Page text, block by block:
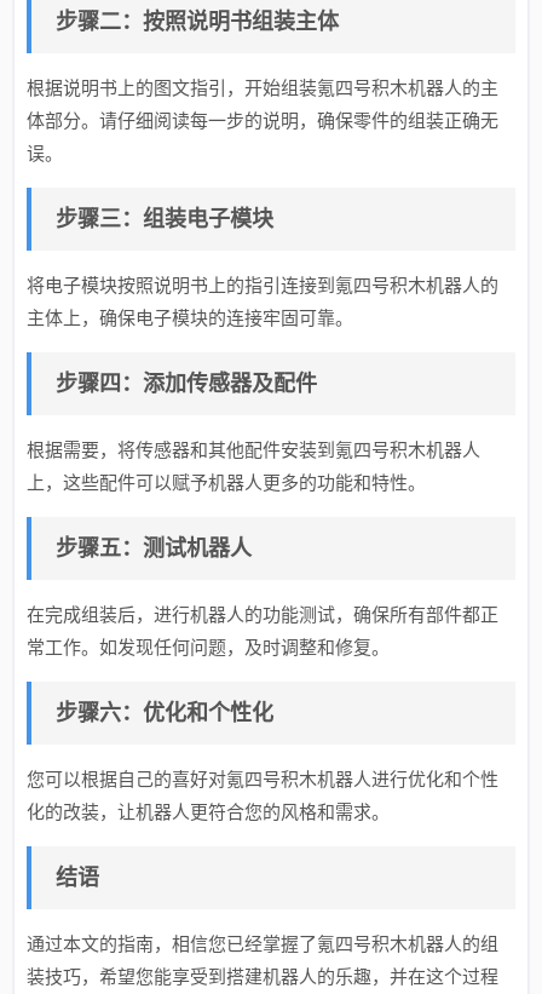
步骤二：按照说明书组装主体
根据说明书上的图文指引，开始组装氪四号积木机器人的主
体部分。请仔细阅读每一步的说明，确保零件的组装正确无
误。
步骤三：组装电子模块
将电子模块按照说明书上的指引连接到氪四号积木机器人的
主体上，确保电子模块的连接牢固可靠。
步骤四：添加传感器及配件
根据需要，将传感器和其他配件安装到氪四号积木机器人
上，这些配件可以赋予机器人更多的功能和特性。
步骤五：测试机器人
在完成组装后，进行机器人的功能测试，确保所有部件都正
常工作。如发现任何问题，及时调整和修复。
步骤六：优化和个性化
您可以根据自己的喜好对氪四号积木机器人进行优化和个性
化的改装，让机器人更符合您的风格和需求。
结语
通过本文的指南，相信您已经掌握了氪四号积木机器人的组
装技巧，希望您能享受到搭建机器人的乐趣，并在这个过程